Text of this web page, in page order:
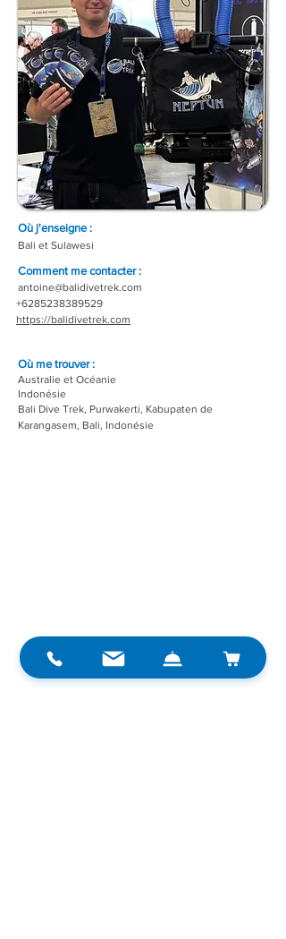
Où j'enseigne :
Bali et Sulawesi
Comment me contacter :
antoine@balidivetrek.com
+6285238389529
https://balidivetrek.com
Où me trouver :
Australie et Océanie
Indonésie
Bali Dive Trek, Purwakerti, Kabupaten de
Karangasem, Bali, Indonésie